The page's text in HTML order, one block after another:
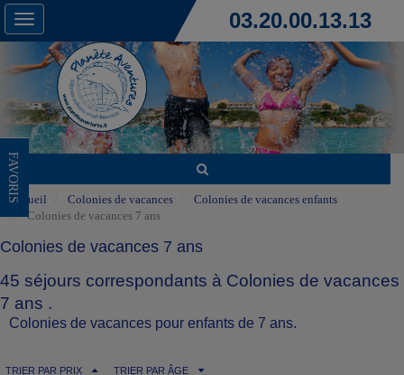
Toggle
navigation
03.20.00.13.13
FAVORIS
Accueil Colonies de vacances
Colonies de vacances enfants
Colonies de vacances 7 ans
Colonies de vacances 7 ans
45 séjours correspondants à Colonies de vacances
7 ans .
Colonies de vacances pour enfants de 7 ans.
TRIER PAR PRIX TRIER PAR ÂGE